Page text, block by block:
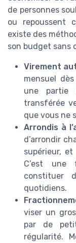
de personnes
ou repoussent
existe des
son budget sans
Virement
mensuel
une partie
transférée
que vous ne
Arrondis à
d’arrondir
supérieur,
C’est une
constituer
quotidiens.
viser un
par de
régularité.